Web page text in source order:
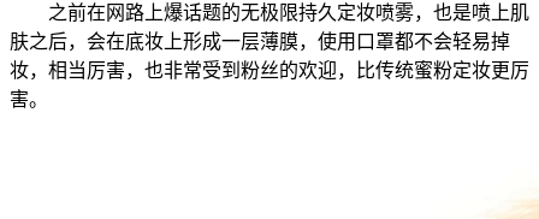
之前在网路上爆话题的无极限持久定妆喷雾，也是喷上肌
肤之后，会在底妆上形成一层薄膜，使用口罩都不会轻易掉
妆，相当厉害，也非常受到粉丝的欢迎，比传统蜜粉定妆更厉
害。